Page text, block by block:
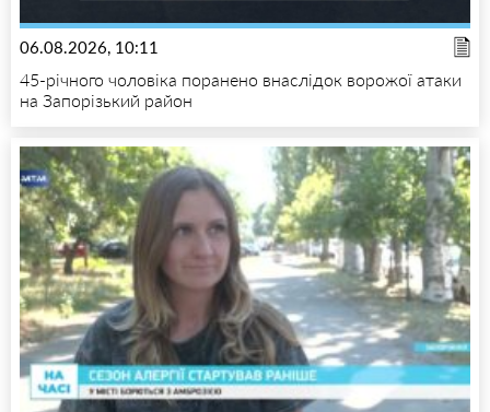
06.08.2026, 10:11
45-річного чоловіка поранено внаслідок ворожої атаки
на Запорізький район